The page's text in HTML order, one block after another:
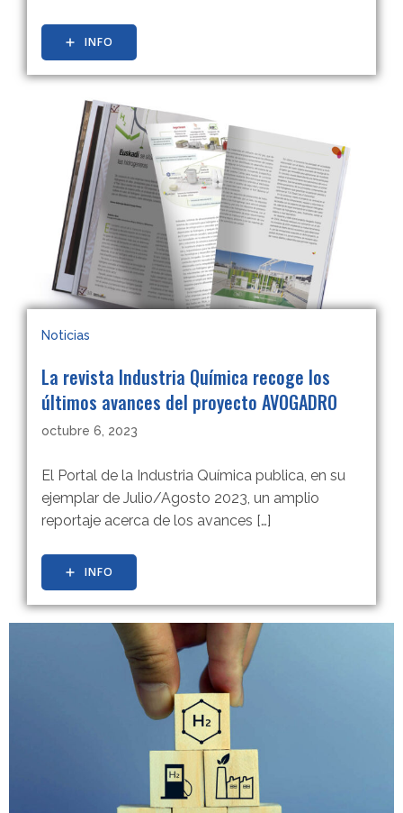
INFO
Noticias
La revista Industria Química recoge los
últimos avances del proyecto AVOGADRO
octubre 6, 2023
El Portal de la Industria Química publica, en su
ejemplar de Julio/Agosto 2023, un amplio
reportaje acerca de los avances […]
INFO